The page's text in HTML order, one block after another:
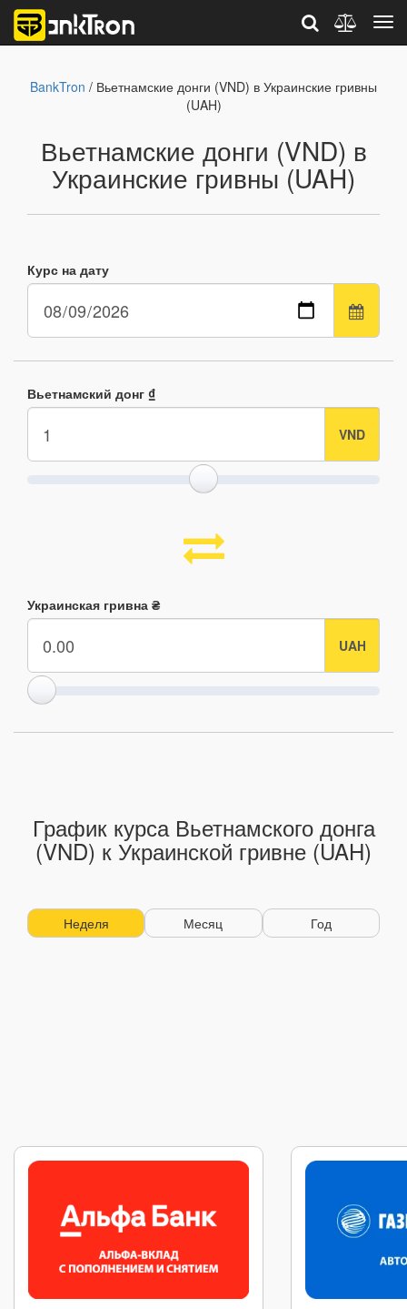
BankTron / Вьетнамские донги (VND) в Украинские гривны
(UAH)
Вьетнамские донги (VND) в
Украинские гривны (UAH)
Курс на дату
Вьетнамский донг ₫
Украинская гривна ₴
График курса Вьетнамского донга
(VND) к Украинской гривне (UAH)
Неделя Месяц Год